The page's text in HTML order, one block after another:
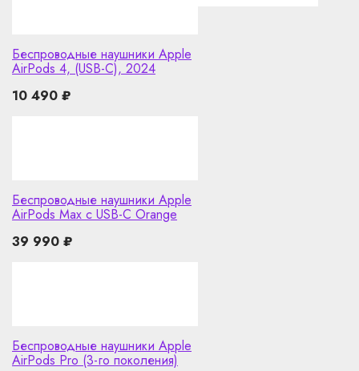
Беспроводные наушники Apple
AirPods 4, (USB-C), 2024
10 490 ₽
Беспроводные наушники Apple
AirPods Max с USB-C Orange
39 990 ₽
Беспроводные наушники Apple
AirPods Pro (3-го поколения)